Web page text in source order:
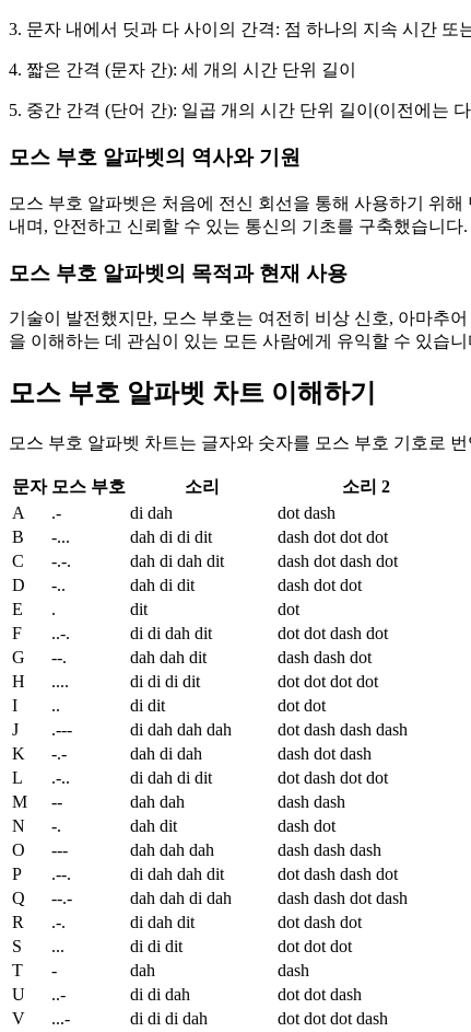
3. 문자 내에서 딧과 다 사이의 간격: 점 하나의 지속 시간 또
4. 짧은 간격 (문자 간): 세 개의 시간 단위 길이
5. 중간 간격 (단어 간): 일곱 개의 시간 단위 길이(이전에는
모스 부호 알파벳의 역사와 기원
모스 부호 알파벳은 처음에 전신 회선을 통해 사용하기 위
내며, 안전하고 신뢰할 수 있는 통신의 기초를 구축했습니다.
모스 부호 알파벳의 목적과 현재 사용
기술이 발전했지만, 모스 부호는 여전히 비상 신호, 아마추
을 이해하는 데 관심이 있는 모든 사람에게 유익할 수 있습니
모스 부호 알파벳 차트 이해하기
모스 부호 알파벳 차트는 글자와 숫자를 모스 부호 기호로
문자 모스 부호 소리
소리 2
A
.- di dah
dot dash
B
-... dah di di dit
dash dot dot dot
C
-.-. dah di dah dit
dash dot dash dot
D
-.. dah di dit
dash dot dot
E
. dit
dot
F
..-. di di dah dit
dot dot dash dot
G
--. dah dah dit
dash dash dot
H
.... di di di dit
dot dot dot dot
I
.. di dit
dot dot
J
.--- di dah dah dah
dot dash dash dash
K
-.- dah di dah
dash dot dash
L
.-.. di dah di dit
dot dash dot dot
M
-- dah dah
dash dash
N
-. dah dit
dash dot
O
--- dah dah dah
dash dash dash
P
.--. di dah dah dit
dot dash dash dot
Q
--.- dah dah di dah
dash dash dot dash
R
.-. di dah dit
dot dash dot
S
... di di dit
dot dot dot
T
- dah
dash
U
..- di di dah
dot dot dash
V
...- di di di dah
dot dot dot dash